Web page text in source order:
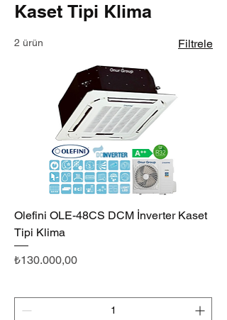
Kaset Tipi Klima
2 ürün Filtrele
Olefini OLE-48CS DCM İnverter Kaset
Tipi Klima
Fiyat
₺130.000,00